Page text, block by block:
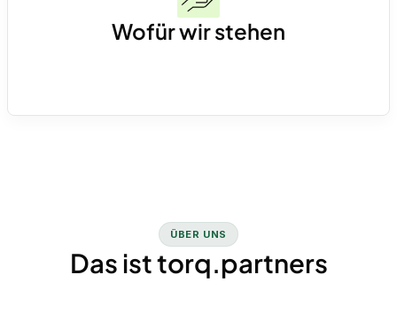
schaffen saubere Datenstrukturen und setzen
die passenden Tools auf.
Wofür wir stehen
ÜBER UNS
Das ist torq.partners